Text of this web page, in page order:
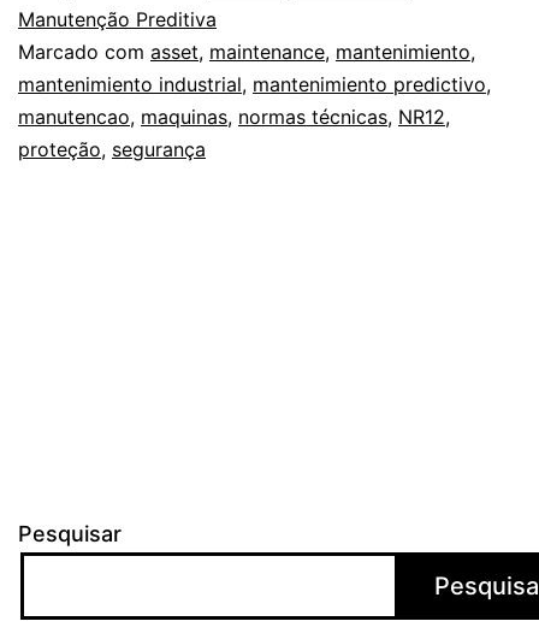
Manutenção Preditiva
Marcado com asset, maintenance, mantenimiento,
mantenimiento industrial, mantenimiento predictivo,
manutencao, maquinas, normas técnicas, NR12,
proteção, segurança
Pesquisar